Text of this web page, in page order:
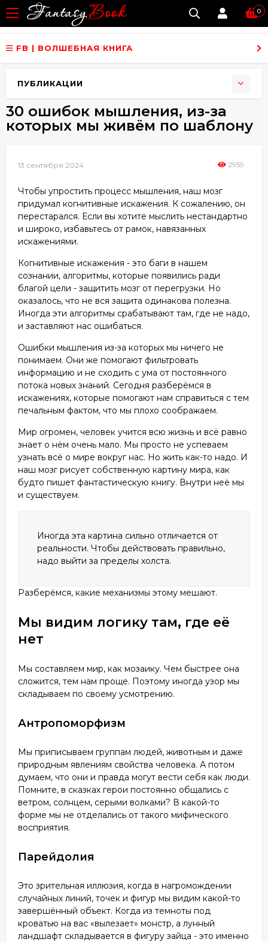
0
FB | ВОЛШЕБНАЯ КНИГА
30 ошибок мышления, из-за
которых мы живём по шаблону
13 сентября 2024 2959
Чтобы упростить процесс мышления, наш мозг
придумал когнитивные искажения. К сожалению, он
перестарался. Если вы хотите мыслить нестандартно
и широко, избавьтесь от рамок, навязанных
искажениями.
Когнитивные искажения - это баги в нашем
сознании, алгоритмы, которые появились ради
благой цели - защитить мозг от перегрузки. Но
оказалось, что не вся защита одинакова полезна.
Иногда эти алгоритмы срабатывают там, где не надо,
и заставляют нас ошибаться.
Ошибки мышления из-за которых мы ничего не
понимаем. Они же помогают фильтровать
информацию и не сходить с ума от постоянного
потока новых знаний. Сегодня разберёмся в
искажениях, которые помогают нам справиться с тем
печальным фактом, что мы плохо соображаем.
Мир огромен, человек учится всю жизнь и всё равно
знает о нём очень мало. Мы просто не успеваем
узнать всё о мире вокруг нас. Но жить как-то надо. И
наш мозг рисует собственную картину мира, как
будто пишет фантастическую книгу. Внутри неё мы
и существуем.
Иногда эта картина сильно отличается от
реальности. Чтобы действовать правильно,
надо выйти за пределы холста.
Разберёмся, какие механизмы этому мешают.
Мы видим логику там, где её
нет
Мы составляем мир, как мозаику. Чем быстрее она
сложится, тем нам проще. Поэтому иногда узор мы
складываем по своему усмотрению.
Антропоморфизм
Мы приписываем группам людей, животным и даже
природным явлениям свойства человека. А потом
думаем, что они и правда могут вести себя как люди.
Помните, в сказках герои постоянно общались с
ветром, солнцем, серыми волками? В какой-то
форме мы не отделались от такого мифического
восприятия.
Парейдолия
Это зрительная иллюзия, когда в нагромождении
случайных линий, точек и фигур мы видим какой-то
завершённый объект. Когда из темноты под
кроватью на вас «вылезает» монстр, а лунный
ландшафт складывается в фигуру зайца - это именно
ПУБЛИКАЦИИ